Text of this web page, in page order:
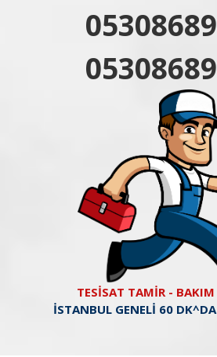
TESİSAT TAMİR -
İSTANBUL GENELİ 60